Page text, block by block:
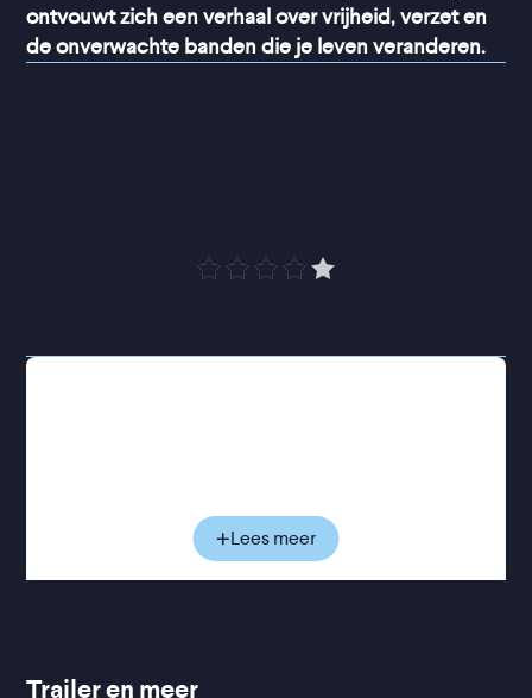
ontvouwt zich een verhaal over vrijheid, verzet en
de onverwachte banden die je leven veranderen.
Na een onverwachte, bizarre misstap belandt
ze daarbuiten nauwelijks kent. Na haar vrijlating
blijkt het leven in Rome stroever: haar werk wordt
nog altijd afgewezen en haar plaats in de wereld
Lees meer
Trailer en meer